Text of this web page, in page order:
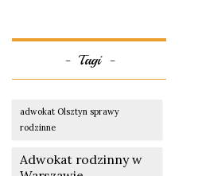
Tagi
adwokat Olsztyn sprawy
rodzinne
Adwokat rodzinny w